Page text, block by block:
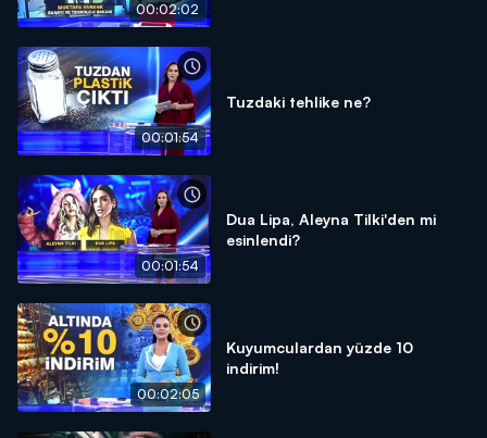
00:02:02
00:01:54
Tuzdaki tehlike ne?
00:01:54
Dua Lipa, Aleyna Tilki'den mi
esinlendi?
00:02:05
Kuyumculardan yüzde 10
indirim!